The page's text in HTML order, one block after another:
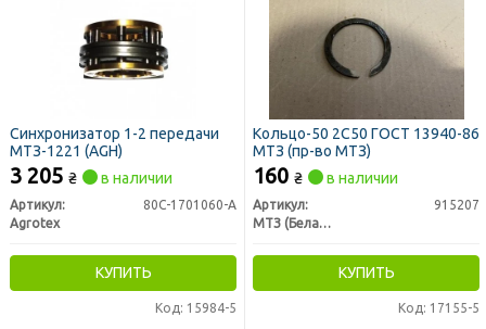
Синхронизатор 1-2 передачи
МТЗ-1221 (AGH)
3 205 ₴ в наличии
Артикул:
80С-1701060-А
Agrotex
КУПИТЬ
Код: 15984-5
Кольцо-50 2С50 ГОСТ 13940-86
МТЗ (пр-во МТЗ)
160 ₴ в наличии
Артикул:
915207
МТЗ (Беларусь)
КУПИТЬ
Код: 17155-5